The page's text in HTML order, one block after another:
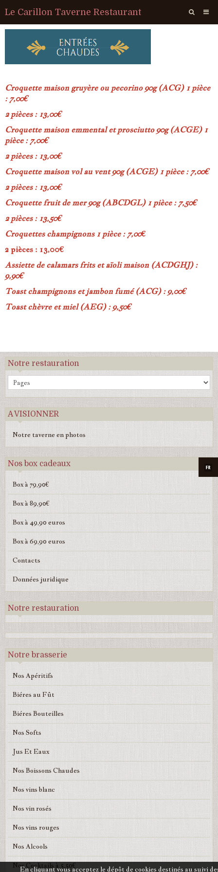
Le Carillon Taverne Restaurant
Croquette maison gruyère ou pecorino 90g (ACG) 1 pièce
: 7,00€
2 pièces : 13,00€
Croquette maison emmental et prosciutto 90g (ACGE) 1
pièce : 7,00€
2 pièces : 13,00€
Croquette maison vol au vent 90g (ACGE) 1 pièce : 7,00€
2 pièces : 13,00€
Croquette fruit de mer 90g (ABCDGL) 1 pièce : 7,50€
2 pièces : 13,50€
Croquettes champignons 1 pièce : 7,00€
2 pièces : 13,00€
Assiette de calamars frits et aïoli maison (ACDGHJ) :
9,90€
Toast champignons et jambon fumé (ACG) : 9,00€
Toast chèvre et miel (AEG) : 9,50€
Notre restauration
A VISIONNER
Notre taverne en photos
Nos box cadeaux
Box à 79,90€
Box à 89,90€
Box à 49,90 euros
Box à 69,90 euros
Contacts
Données juridique
Notre restauration
Notre brasserie
Nos Apéritifs
Biéres au Fût
Biéres Bouteilles
Nos Softs
Jus Et Eaux
Nos Boissons Chaudes
Nos vins blanc
Nos vin rosés
Nos vins rouges
Nos Alcools
Nos Cocktails à 5,50€
En cliquant vous acceptez le dépôt de cookies destinés au suivi